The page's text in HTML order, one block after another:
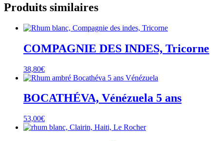
Produits similaires
COMPAGNIE DES INDES, Tricorne
38,80€
BOCATHÉVA, Vénézuela 5 ans
53,00€